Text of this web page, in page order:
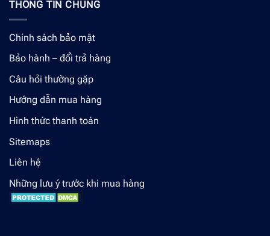
THÔNG TIN CHUNG
Chính sách bảo mật
Bảo hành – đổi trả hàng
Câu hỏi thường gặp
Hướng dẫn mua hàng
Hình thức thanh toán
Sitemaps
Liên hệ
Những lưu ý trước khi mua hàng